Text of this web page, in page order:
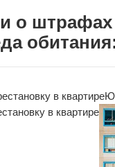
о штрафах
в квартире
в квартире